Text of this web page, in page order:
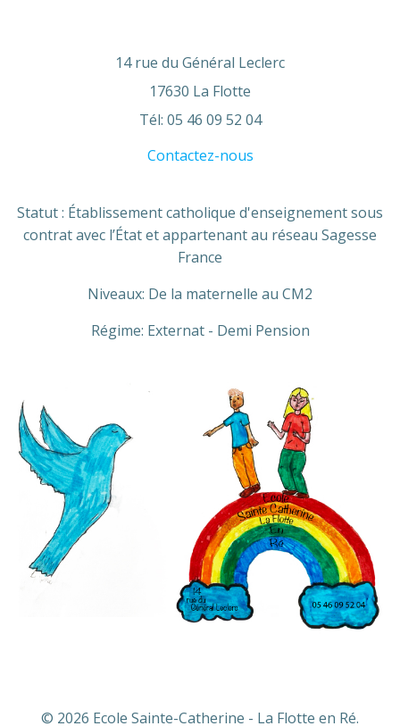
14 rue du Général Leclerc
17630 La Flotte
Tél: 05 46 09 52 04
Contactez-nous
Statut : Établissement catholique d'enseignement sous
contrat avec l’État et appartenant au réseau Sagesse
France
Niveaux: De la maternelle au CM2
Régime: Externat - Demi Pension
© 2026 Ecole Sainte-Catherine - La Flotte en Ré.